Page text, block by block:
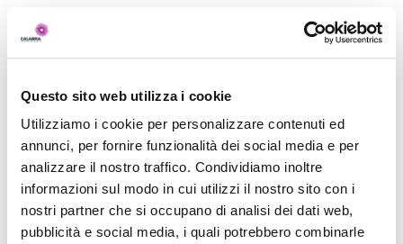
Questo sito web utilizza i cookie
Utilizziamo i cookie per personalizzare contenuti ed
annunci, per fornire funzionalità dei social media e per
analizzare il nostro traffico. Condividiamo inoltre
informazioni sul modo in cui utilizzi il nostro sito con i
nostri partner che si occupano di analisi dei dati web,
pubblicità e social media, i quali potrebbero combinarle